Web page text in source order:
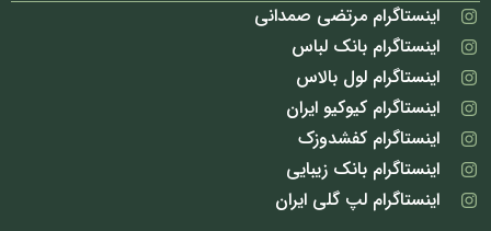
اینستاگرام مرتضی صمدانی
اینستاگرام بانک لباس
اینستاگرام لول بالاس
اینستاگرام کیوکیو ایران
اینستاگرام کفشدوزک
اینستاگرام بانک زیبایی
اینستاگرام لپ گلی ایران